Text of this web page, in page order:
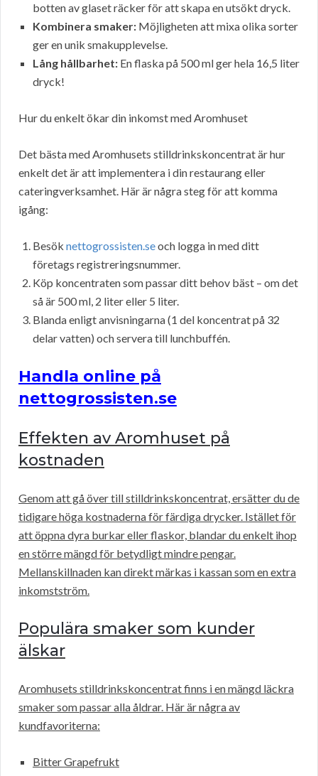
botten av glaset räcker för att skapa en utsökt dryck.
Kombinera smaker: Möjligheten att mixa olika sorter
ger en unik smakupplevelse.
Lång hållbarhet: En flaska på 500 ml ger hela 16,5 liter
dryck!
Hur du enkelt ökar din inkomst med Aromhuset
Det bästa med Aromhusets stilldrinkskoncentrat är hur
enkelt det är att implementera i din restaurang eller
cateringverksamhet. Här är några steg för att komma
igång:
Besök nettogrossisten.seoch logga in med ditt
företags registreringsnummer.
Köp koncentraten som passar ditt behov bäst – om det
så är 500 ml, 2 liter eller 5 liter.
Blanda enligt anvisningarna (1 del koncentrat på 32
delar vatten) och servera till lunchbuffén.
Handla online på
nettogrossisten.se
Effekten av Aromhuset på
kostnaden
Genom att gå över till stilldrinkskoncentrat, ersätter du de
tidigare höga kostnaderna för färdiga drycker. Istället för
att öppna dyra burkar eller flaskor, blandar du enkelt ihop
en större mängd för betydligt mindre pengar.
Mellanskillnaden kan direkt märkas i kassan som en extra
inkomstström.
Populära smaker som kunder
älskar
Aromhusets stilldrinkskoncentrat finns i en mängd läckra
smaker som passar alla åldrar. Här är några av
kundfavoriterna:
Bitter Grapefrukt